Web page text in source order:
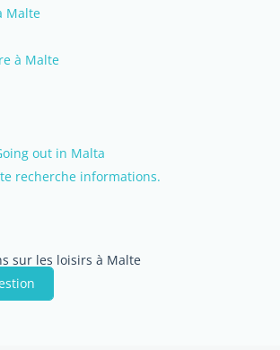
Malte
à Malte
out in Malta
recherche informations.
sur les loisirs à Malte